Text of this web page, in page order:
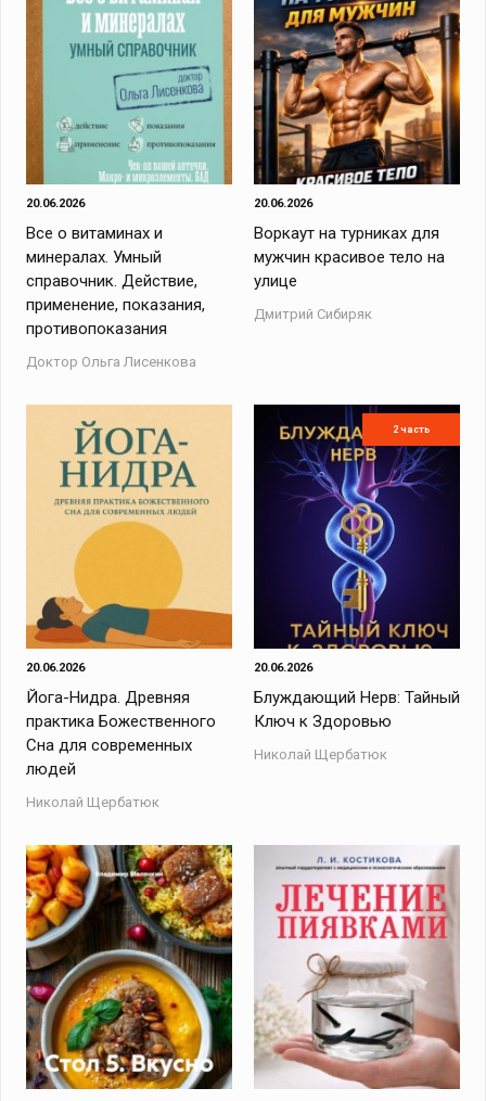
20.06.2026
Все о витаминах и
минералах. Умный
справочник. Действие,
применение, показания,
противопоказания
Доктор Ольга Лисенкова
20.06.2026
Воркаут на турниках для
мужчин красивое тело на
улице
Дмитрий Сибиряк
20.06.2026
Йога-Нидра. Древняя
практика Божественного
Сна для современных
людей
Николай Щербатюк
2 часть
20.06.2026
Блуждающий Нерв: Тайный
Ключ к Здоровью
Николай Щербатюк